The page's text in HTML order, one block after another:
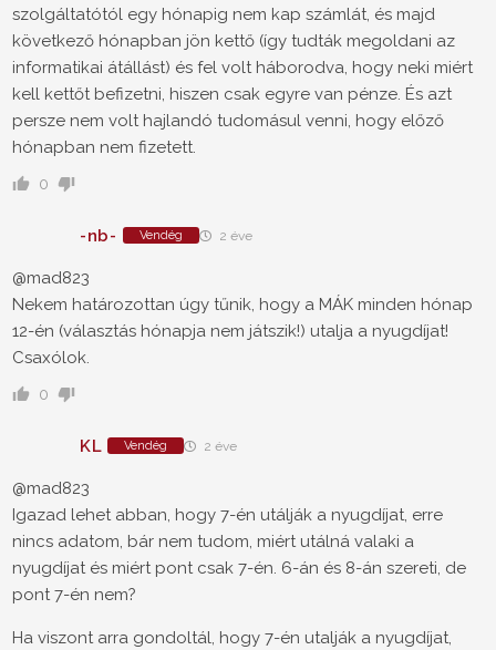
szolgáltatótól egy hónapig nem kap számlát, és majd
következő hónapban jön kettő (így tudták megoldani az
informatikai átállást) és fel volt háborodva, hogy neki miért
kell kettőt befizetni, hiszen csak egyre van pénze. És azt
persze nem volt hajlandó tudomásul venni, hogy előző
hónapban nem fizetett.
0
-nb- Vendég 2 éve
@mad823
Nekem határozottan úgy tűnik, hogy a MÁK minden hónap
12-én (választás hónapja nem játszik!) utalja a nyugdíjat!
Csaxólok.
0
KL Vendég 2 éve
@mad823
Igazad lehet abban, hogy 7-én utálják a nyugdíjat, erre
nincs adatom, bár nem tudom, miért utálná valaki a
nyugdíjat és miért pont csak 7-én. 6-án és 8-án szereti, de
pont 7-én nem?
Ha viszont arra gondoltál, hogy 7-én utalják a nyugdíjat,